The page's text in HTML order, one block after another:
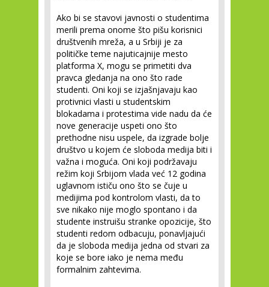
Ako bi se stavovi javnosti o studentima
merili prema onome što pišu korisnici
društvenih mreža, a u Srbiji je za
političke teme najuticajnije mesto
platforma X, mogu se primetiti dva
pravca gledanja na ono što rade
studenti. Oni koji se izjašnjavaju kao
protivnici vlasti u studentskim
blokadama i protestima vide nadu da će
nove generacije uspeti ono što
prethodne nisu uspele, da izgrade bolje
društvo u kojem će sloboda medija biti i
važna i moguća. Oni koji podržavaju
režim koji Srbijom vlada već 12 godina
uglavnom ističu ono što se čuje u
medijima pod kontrolom vlasti, da to
sve nikako nije moglo spontano i da
studente instruišu stranke opozicije, što
studenti redom odbacuju, ponavljajući
da je sloboda medija jedna od stvari za
koje se bore iako je nema među
formalnim zahtevima.